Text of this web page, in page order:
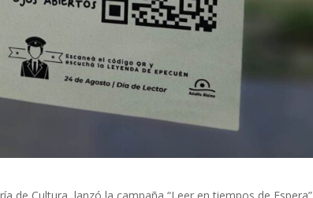
de Cultura, lanzó la campaña “Leer en tiempos de